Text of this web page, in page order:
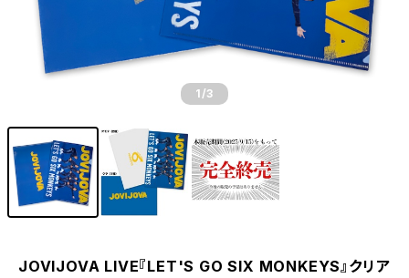
1 /3
JOVIJOVA LIVE『LET'S GO SIX MONKEYS』クリア